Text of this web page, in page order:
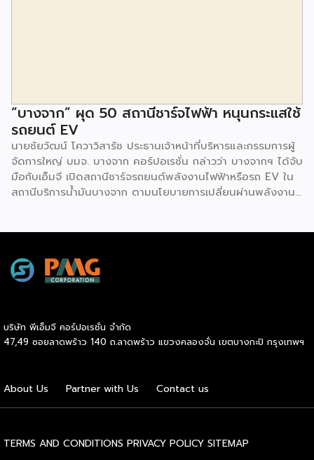
“บางจาก” ผุด 50 สถานีชาร์จไฟฟ้า หนุนกระแสใช้
รถยนต์ EV
นายชัยวัฒน์ โควาวิสารัช ประธานเจ้าหน้าที่บริหารและกรรมการผู้
จัดการใหญ่ บมจ. บางจาก คอร์ปอเรชั่น กล่าวว่า บางจากฯ ได้จับ
มือกับเอ็มจี เปิดสถานีชาร์จรถยนต์พลังงานไฟฟ้าหรือรถ EV ใน
สถานีบริการน้ำมันบางจาก ตามนโยบายการเปลี่ยนผ่านพลังงาน
สถานีบริการน้ำมันบางจากมีสถานีชาร์จรถ EV ทั้งในกรุงเทพฯ
และต่างจังหวัด ครอบคลุมทั่วประเทศ .โดยความร่วมมือครั้งนี้
สถานีชาร์จรถยนต์ไฟฟ้า “MG Super Charge” ในสถานีบริการ
น้ำมันบางจาก ครอบคลุมทั้งในเขตกรุงเทพฯ นนทบุรีและ
เดือนตุลาคมเป็นต้นไป .ด้านนายจาง ไห่โป กรรมการผู้จัดการ
บริษัท เอสเอไอซี มอเตอร์ – ซีพี จำกัด และ บริษัท […]
บริษัท พีเอ็มจี คอร์ปอเรชั่น จำกัด
47,49 ซอยลาดพร้าว 140 ถ.ลาดพร้าว แขวงคลองจั่น เขตบางกะปิ กรุงเทพฯ
About Us Partner with Us Contact us
TERMS AND CONDITIONS PRIVACY POLICY SITEMAP